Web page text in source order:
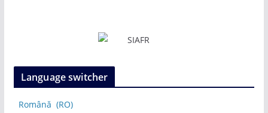
Language switcher
Română
RO